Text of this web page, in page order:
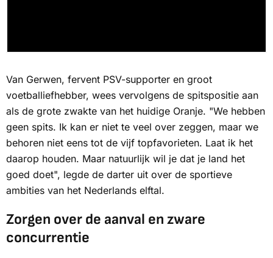
Van Gerwen, fervent PSV-supporter en groot
voetballiefhebber, wees vervolgens de spitspositie aan
als de grote zwakte van het huidige Oranje. "We hebben
geen spits. Ik kan er niet te veel over zeggen, maar we
behoren niet eens tot de vijf topfavorieten. Laat ik het
daarop houden. Maar natuurlijk wil je dat je land het
goed doet", legde de darter uit over de sportieve
ambities van het Nederlands elftal.
Zorgen over de aanval en zware
concurrentie